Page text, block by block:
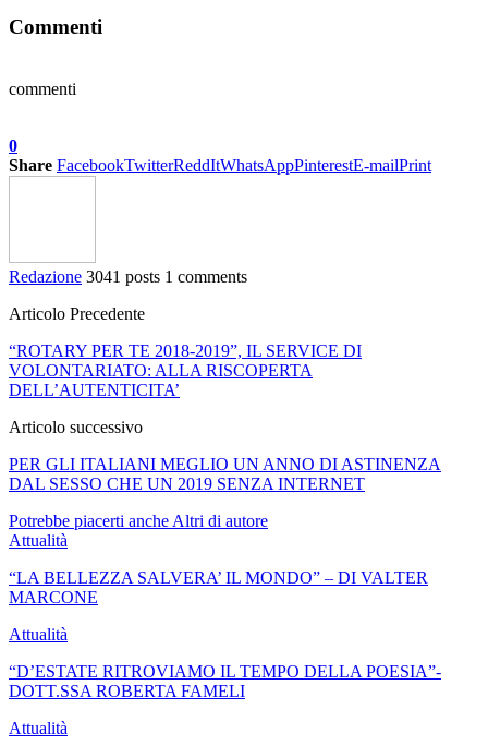
Commenti
commenti
0
Share FacebookTwitterReddItWhatsAppPinterestE-mailPrint
Redazione 3041 posts 1 comments
Articolo Precedente
“ROTARY PER TE 2018-2019”, IL SERVICE DI
VOLONTARIATO: ALLA RISCOPERTA
DELL’AUTENTICITA’
Articolo successivo
PER GLI ITALIANI MEGLIO UN ANNO DI ASTINENZA
DAL SESSO CHE UN 2019 SENZA INTERNET
Potrebbe piacerti anche Altri di autore
Attualità
“LA BELLEZZA SALVERA’ IL MONDO” – DI VALTER
MARCONE
Attualità
“D’ESTATE RITROVIAMO IL TEMPO DELLA POESIA”-
DOTT.SSA ROBERTA FAMELI
Attualità